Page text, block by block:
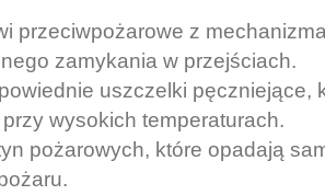
przeciwpożarowe z
zamykania w przejściach.
uszczelki pęczniejące,
wysokich temperaturach.
pożarowych, które opadają